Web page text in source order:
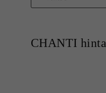
CHANTI hinta